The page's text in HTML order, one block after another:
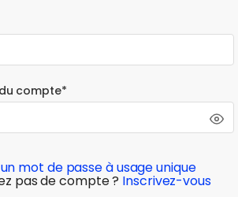
compte*
pas de compte ? Inscrivez-vous
mot de passe à usage unique